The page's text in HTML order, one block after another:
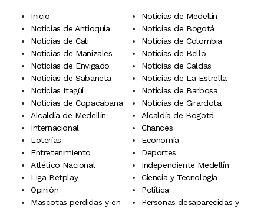
Inicio
Noticias de Medellín
Noticias de Antioquia
Noticias de Bogotá
Noticias de Cali
Noticias de Colombia
Noticias de Manizales
Noticias de Bello
Noticias de Envigado
Noticias de Caldas
Noticias de Sabaneta
Noticias de La Estrella
Noticias Itagüí
Noticias de Barbosa
Noticias de Copacabana
Noticias de Girardota
Alcaldía de Medellín
Alcaldía de Bogotá
Internacional
Chances
Loterías
Economía
Entretenimiento
Deportes
Atlético Nacional
Independiente Medellín
Liga Betplay
Ciencia y Tecnología
Opinión
Política
Mascotas perdidas y en
Personas desaparecidas y